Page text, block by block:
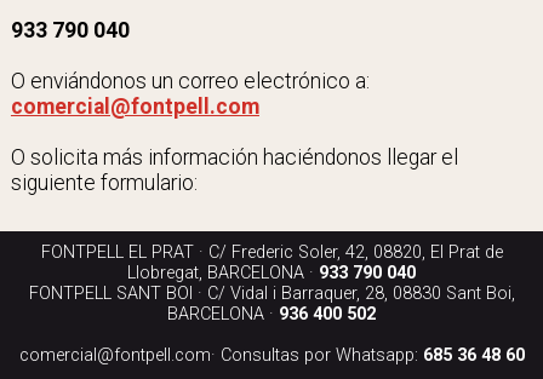
933 790 040
O enviándonos un correo electrónico a:
comercial@fontpell.com
O solicita más información haciéndonos llegar el
siguiente formulario:
FONTPELL EL PRAT · C/ Frederic Soler, 42, 08820, El Prat de
Llobregat, BARCELONA · 933 790 040
FONTPELL SANT BOI · C/ Vidal i Barraquer, 28, 08830 Sant Boi,
BARCELONA · 936 400 502
comercial@fontpell.com· Consultas por Whatsapp: 685 36 48 60